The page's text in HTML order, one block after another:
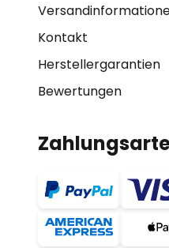
Kontakt
Herstellergarantien
Bewertungen